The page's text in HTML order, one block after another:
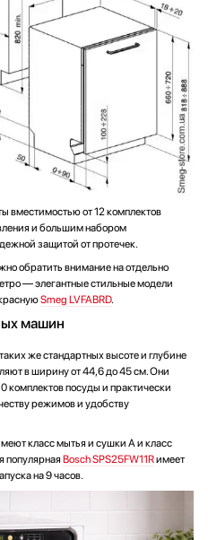
вместимостью от 12 комплектов
и большим набором
защитой от протечек.
обратить внимание на отдельно
— элегантные стильные модели
Smeg LVFABRD.
машин
же стандартных высоте и глубине
в ширину от 44,6 до 45 см. Они
комплектов посуды и практически
режимов и удобству
класс мытья и сушки А и класс
популярная Bosch SPS25FW11Rимеет
на 9 часов.